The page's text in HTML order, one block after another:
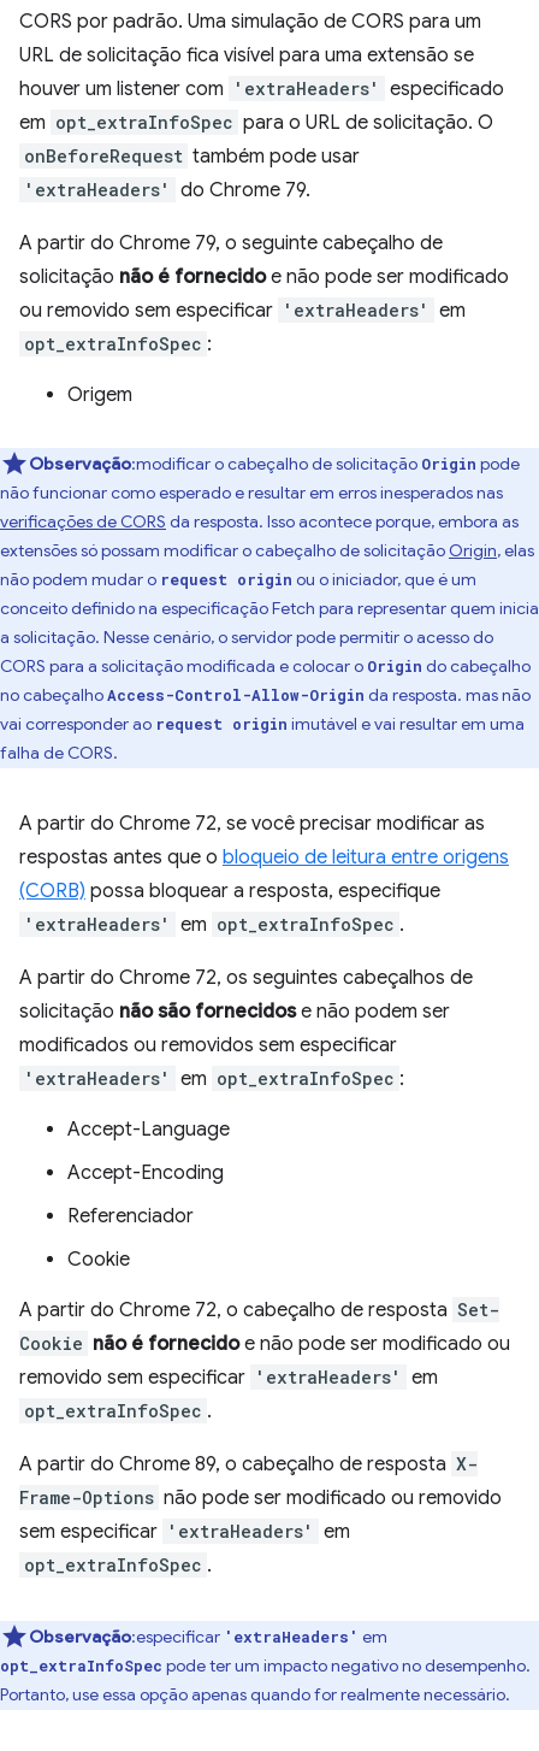
CORS por padrão. Uma simulação de CORS para um
URL de solicitação fica visível para uma extensão se
houver um listener com
'extraHeaders'
especificado
em opt_extraInfoSpec para o URL de solicitação. O
onBeforeRequest também pode usar
'extraHeaders' do Chrome 79.
A partir do Chrome 79, o seguinte cabeçalho de
solicitação não é fornecidoe não pode ser modificado
ou removido sem especificar 'extraHeaders' em
opt_extraInfoSpec :
Origem
Observação:modificar o cabeçalho de solicitação Origin pode
não funcionar como esperado e resultar em erros inesperados nas
verificações de CORS da resposta. Isso acontece porque, embora as
extensões só possam modificar o cabeçalho de solicitação Origin, elas
não podem mudar o request origin ou o iniciador, que é um
conceito definido na especificação Fetch para representar quem inicia
a solicitação. Nesse cenário, o servidor pode permitir o acesso do
CORS para a solicitação modificada e colocar o Origin do cabeçalho
no cabeçalhoAccess-Control-Allow-Origin da resposta. mas não
vai corresponder ao request origin imutável e vai resultar em uma
falha de CORS.
A partir do Chrome 72, se você precisar modificar as
respostas antes que o bloqueio de leitura entre origens
(CORB) possa bloquear a resposta, especifique
'extraHeaders' em opt_extraInfoSpec .
A partir do Chrome 72, os seguintes cabeçalhos de
solicitação não são fornecidose não podem ser
modificados ou removidos sem especificar
'extraHeaders' em opt_extraInfoSpec :
Accept-Language
Accept-Encoding
Referenciador
Cookie
A partir do Chrome 72, o cabeçalho de resposta Set-
Cookie não é fornecidoe não pode ser modificado ou
removido sem especificar 'extraHeaders' em
opt_extraInfoSpec .
A partir do Chrome 89, o cabeçalho de resposta X-
Frame-Options não pode ser modificado ou removido
sem especificar 'extraHeaders' em
opt_extraInfoSpec .
Observação:especificar 'extraHeaders' em
opt_extraInfoSpec pode ter um impacto negativo no desempenho.
Portanto, use essa opção apenas quando for realmente necessário.